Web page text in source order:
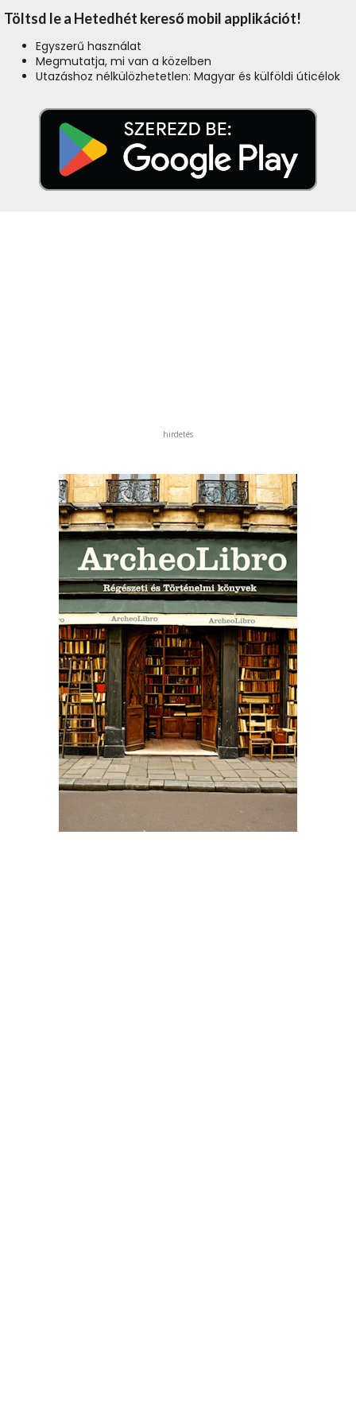
Töltsd le a Hetedhét kereső mobil applikációt!
Egyszerű használat
Megmutatja, mi van a közelben
Utazáshoz nélkülözhetetlen: Magyar és külföldi úticélok
hirdetés